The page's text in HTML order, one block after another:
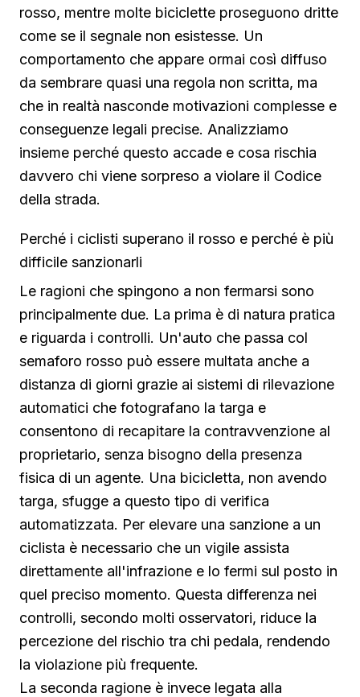
rosso, mentre molte biciclette proseguono dritte
come se il segnale non esistesse. Un
comportamento che appare ormai così diffuso
da sembrare quasi una regola non scritta, ma
che in realtà nasconde motivazioni complesse e
conseguenze legali precise. Analizziamo
insieme perché questo accade e cosa rischia
davvero chi viene sorpreso a violare il Codice
della strada.
Perché i ciclisti superano il rosso e perché è più
difficile sanzionarli
Le ragioni che spingono a non fermarsi sono
principalmente due. La prima è di natura pratica
e riguarda i controlli. Un'auto che passa col
semaforo rosso può essere multata anche a
distanza di giorni grazie ai sistemi di rilevazione
automatici che fotografano la targa e
consentono di recapitare la contravvenzione al
proprietario, senza bisogno della presenza
fisica di un agente. Una bicicletta, non avendo
targa, sfugge a questo tipo di verifica
automatizzata. Per elevare una sanzione a un
ciclista è necessario che un vigile assista
direttamente all'infrazione e lo fermi sul posto in
quel preciso momento. Questa differenza nei
controlli, secondo molti osservatori, riduce la
percezione del rischio tra chi pedala, rendendo
la violazione più frequente.
La seconda ragione è invece legata alla